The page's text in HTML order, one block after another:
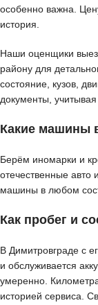
особенно важна.
история.
Наши оценщики
району для
состояние, кузов,
документы,
Какие машины
Берём иномарки и
отечественные авто
машины в любом
Как пробег и
В Димитровграде с
и обслуживается
умеренно.
историей сервиса.